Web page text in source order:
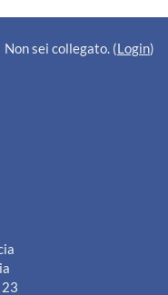
Non sei collegato. (Login)